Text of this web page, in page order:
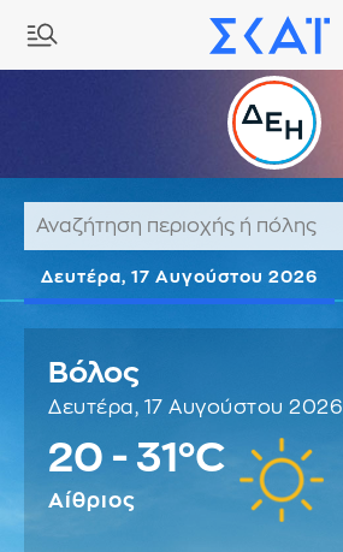
Δευτέρα, 17 Αυγούστου 2026
Βόλος
Δευτέρα, 17 Αυγούστου 2026
20 - 31°C
Αίθριος